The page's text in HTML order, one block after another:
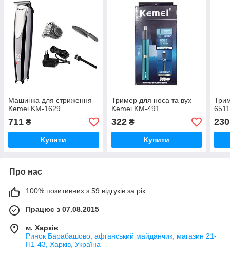
Машинка для стриження
Kemei KM-1629
711 ₴
Купити
Тример для носа та вух
Kemei KM-491
322₴
Купити
230
Про нас
100% позитивних з 59 відгуків за рік
Працює з 07.08.2015
м. Харків
Ринок Барабашово, афганський майданчик, магазин 21-
П1-43, Харків, Україна